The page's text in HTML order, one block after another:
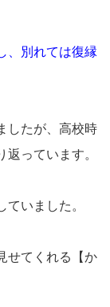
、別れては復縁
したが、高校時
っています。
いました。
せてくれる【か